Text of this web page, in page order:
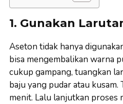
1. Gunakan
Aseton tidak hanya
bisa mengembalikan warna
cukup gampang, tuangkan
baju yang pudar atau
menit. Lalu lanjutkan proses